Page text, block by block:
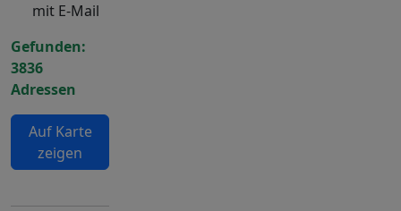
mit E-Mail
Gefunden:
3836
Adressen
Auf Karte
zeigen